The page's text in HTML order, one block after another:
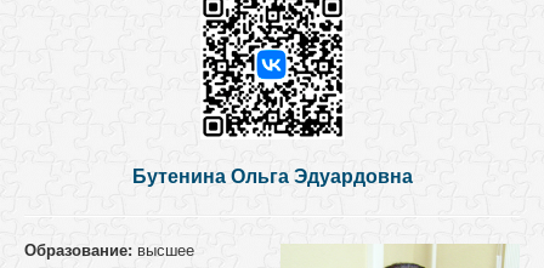
Бутенина Ольга Эдуардовна
Образование: высшее